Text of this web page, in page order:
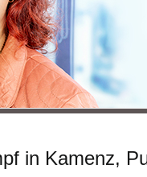
in Kamenz,